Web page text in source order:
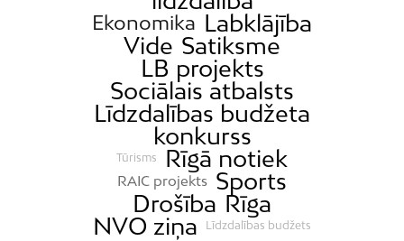
Ekonomika Labklājība
Vide Satiksme
LB projekts
Sociālais atbalsts
Līdzdalības budžeta
konkurss
Tūrisms Rīgā notiek
RAIC projekts Sports
Drošība Rīga
NVO ziņa
Līdzdalības budžets